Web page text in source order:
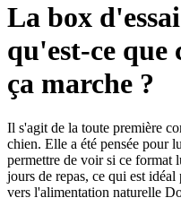
La box
qu'est-ce que
ça marche ?
Il s'agit de la toute première
chien. Elle a été pensée pour
permettre de voir si ce format
jours de repas, ce qui est
vers l'alimentation naturelle